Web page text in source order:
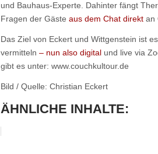
und Bauhaus-Experte. Dahinter fängt
Fragen der Gäste aus dem Chat direkt an
Das Ziel von Eckert und Wittgenstein ist
vermitteln – nun also digital und live via
gibt es unter: www.couchkultour.de
Bild / Quelle: Christian Eckert
ÄHNLICHE INHALTE: